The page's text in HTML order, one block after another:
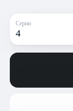
Серии
4